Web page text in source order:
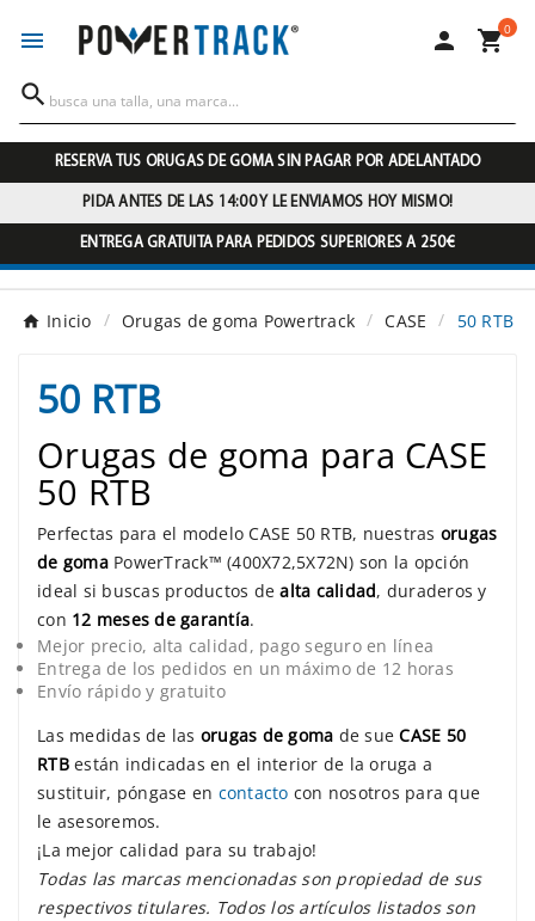
  0

RESERVA TUS ORUGAS DE GOMA SIN PAGAR POR ADELANTADO
PIDA ANTES DE LAS 14:00 Y LE ENVIAMOS HOY MISMO!
ENTREGA GRATUITA PARA PEDIDOS SUPERIORES A 250€
Inicio Orugas de goma Powertrack CASE 50 RTB
50 RTB
Orugas de goma para CASE
50 RTB
Perfectas para el modelo CASE 50 RTB, nuestras orugas
de gomaPowerTrack™ (400X72,5X72N) son la opción
ideal si buscas productos dealta calidad, duraderos y
con 12 meses de garantía.
Mejor precio, alta calidad, pago seguro en línea
Entrega de los pedidos en un máximo de 12 horas
Envío rápido y gratuito
Las medidas de las orugas de goma de sueCASE 50
RTBestán indicadas en el interior de la oruga a
sustituir, póngase en contacto con nosotros para que
le asesoremos.
¡La mejor calidad para su trabajo!
Todas las marcas mencionadas son propiedad de sus
respectivos titulares. Todos los artículos listados son